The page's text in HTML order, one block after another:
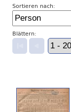
Sortieren nach:
Blättern: